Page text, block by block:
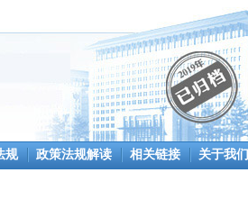
规 政策法规解读 相关链接 关于我们